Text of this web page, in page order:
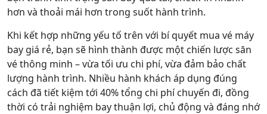
hơn và thoải mái hơn trong suốt hành trình.
Khi kết hợp những yếu tố trên với bí quyết mua vé máy
bay giá rẻ, bạn sẽ hình thành được một chiến lược săn
vé thông minh – vừa tối ưu chi phí, vừa đảm bảo chất
lượng hành trình. Nhiều hành khách áp dụng đúng
cách đã tiết kiệm tới 40% tổng chi phí chuyến đi, đồng
thời có trải nghiệm bay thuận lợi, chủ động và đáng nhớ